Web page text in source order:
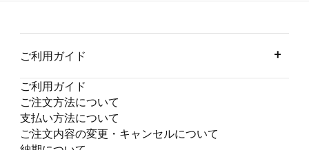
ご利用ガイド
ご利用ガイド
ご注文方法について
支払い方法について
ご注文内容の変更・キャンセルについて